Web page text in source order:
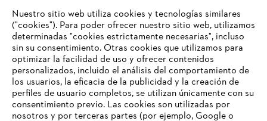
#STIHLCOLOMBIA
Nuestro sitio web utiliza cookies y tecnologías similares
("cookies"). Para poder ofrecer nuestro sitio web, utilizamos
determinadas "cookies estrictamente necesarias", incluso
sin su consentimiento. Otras cookies que utilizamos para
optimizar la facilidad de uso y ofrecer contenidos
personalizados, incluido el análisis del comportamiento de
los usuarios, la eficacia de la publicidad y la creación de
perfiles de usuario completos, se utilizan únicamente con su
consentimiento previo. Las cookies son utilizadas por
nosotros y por terceras partes (por ejemplo, Google o